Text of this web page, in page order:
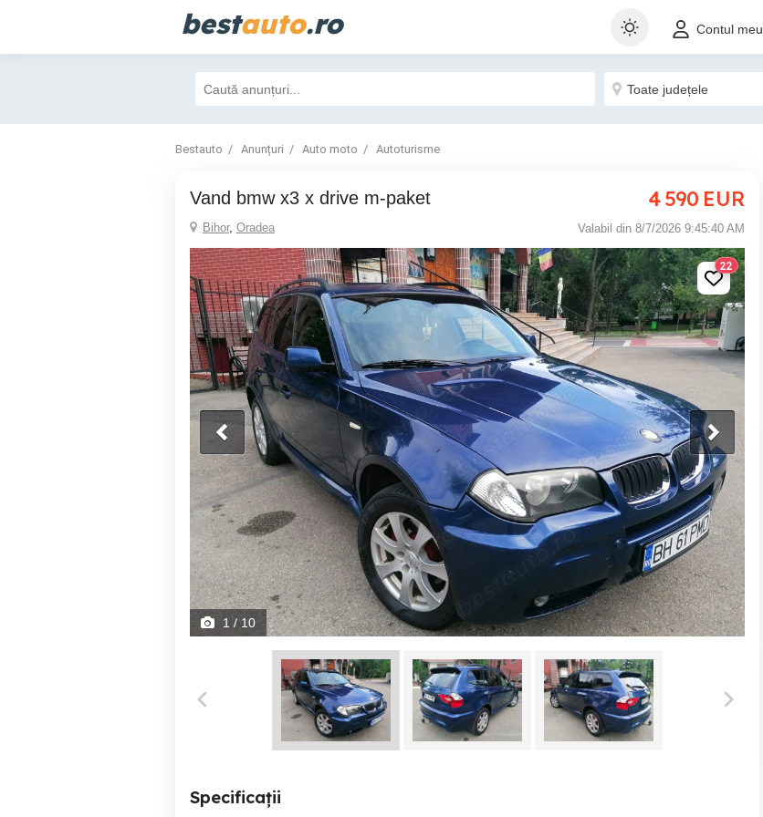
bestauto.ro Contul meu
Bestauto Anunțuri Auto moto Autoturisme
Vand bmw x3 x drive m-paket 4 590 EUR
Bihor, Oradea Valabil din 8/7/2026 9:45:40 AM
22
1 / 10
Specificații